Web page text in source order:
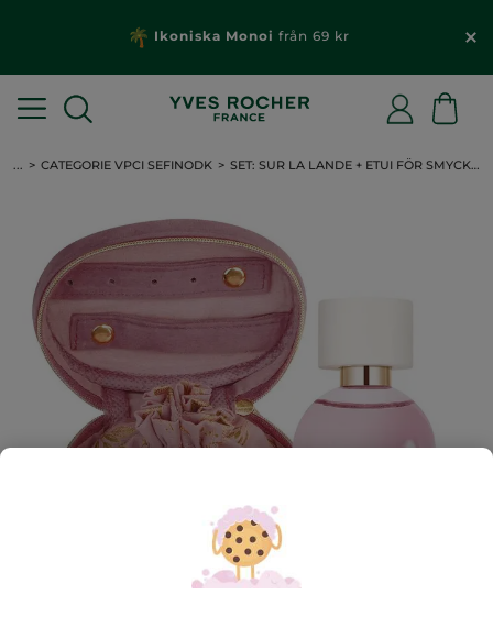
Ikoniska Monoi från 69 kr
... CATEGORIE VPCI SEFINODK SET: SUR LA LANDE + ETUI FÖR SMYCKEN